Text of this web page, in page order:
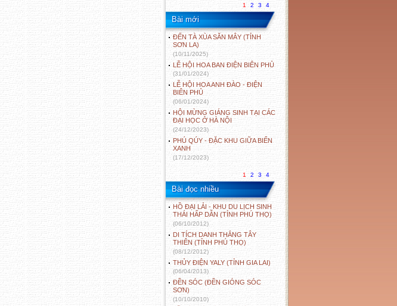
1 2 3 4
Bài mới
ĐẾN TÀ XÙA SĂN MÂY (TỈNH
SƠN LA)
(10/11/2025)
LỄ HỘI HOA BAN ĐIỆN BIÊN PHỦ
(31/01/2024)
LỄ HỘI HOA ANH ĐÀO - ĐIỆN
BIÊN PHỦ
(06/01/2024)
HỘI MỪNG GIÁNG SINH TẠI CÁC
ĐẠI HỌC Ở HÀ NỘI
(24/12/2023)
PHÚ QÚY - ĐẶC KHU GIỮA BIỂN
XANH
(17/12/2023)
1 2 3 4
Bài đọc nhiều
HỒ ĐẠI LẢI - KHU DU LỊCH SINH
THÁI HẤP DẪN (TỈNH PHÚ THỌ)
(06/10/2012)
DI TÍCH DANH THẮNG TÂY
THIÊN (TỈNH PHÚ THỌ)
(08/12/2012)
THỦY ĐIỆN YALY (TỈNH GIA LAI)
(06/04/2013)
ĐỀN SÓC (ĐỀN GIÓNG SÓC
SƠN)
(10/10/2010)